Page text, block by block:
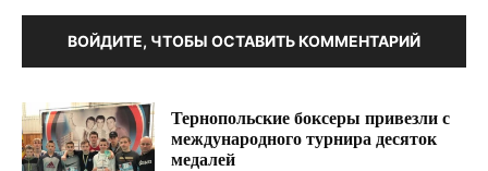
ВОЙДИТЕ, ЧТОБЫ ОСТАВИТЬ КОММЕНТАРИЙ
Тернопольские боксеры привезли с
международного турнира десяток
медалей